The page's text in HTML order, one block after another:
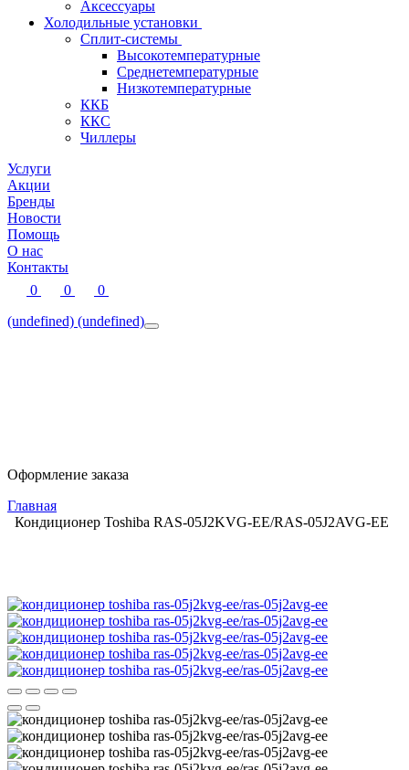
Аксессуары
Холодильные установки
Сплит-системы
Высокотемпературные
Среднетемпературные
Низкотемпературные
ККБ
ККС
Чиллеры
Услуги
Акции
Бренды
Новости
Помощь
О нас
Контакты
0
0
0
(undefined) (undefined)
Оформление заказа
Главная
Кондиционер Toshiba RAS-05J2KVG-EE/RAS-05J2AVG-EE